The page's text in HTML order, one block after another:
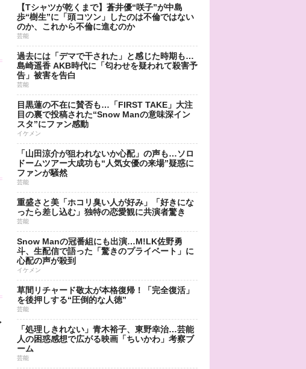
【Tシャツが乾くまで】蒼井優“咲子”が中島
歩“樹生”に「頭コツン」したのは不倫ではない
のか、これから不倫に進むのか
芸能
過去には「デマで干された」と感じた時期も…
島崎遥香 AKB時代に「匂わせを疑われて殺害予
告」被害を告白
芸能
目黒蓮の不在に賛否も…「FIRST TAKE」大注
目の裏で投稿された“Snow Manの意味深イン
スタ”にファン感動
イケメン
「山田涼介が狙われないか心配」の声も…ソロ
ドームツアー大成功も“人気女優の来場”疑惑に
ファンが騒然
芸能
重盛さと美「ホコリ臭い人が好み」「好きにな
ったら差し込む」独特の恋愛観に共演者驚き
芸能
Snow Manの冠番組にも出演…M!LK佐野勇
斗、生配信で語った「驚きのプライベート」に
心配の声が殺到
イケメン
草間リチャード敬太が本格復帰！「完全復活」
を後押しする“圧倒的な人徳”
芸能
「処理しきれない」青木裕子、東野幸治…芸能
人の困惑感想で広がる映画「ちいかわ」考察ブ
ーム
芸能